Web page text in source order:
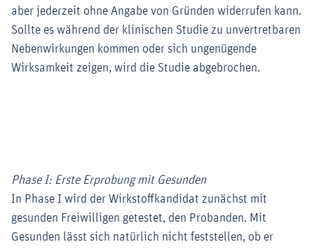
aber jederzeit ohne Angabe von Gründen widerrufen kann.
Sollte es während der klinischen Studie zu unvertretbaren
Nebenwirkungen kommen oder sich ungenügende
Wirksamkeit zeigen, wird die Studie abgebrochen.
Phase I: Erste Erprobung mit Gesunden
In Phase I wird der Wirkstoffkandidat zunächst mit
gesunden Freiwilligen getestet, den Probanden. Mit
Gesunden lässt sich natürlich nicht feststellen, ob er